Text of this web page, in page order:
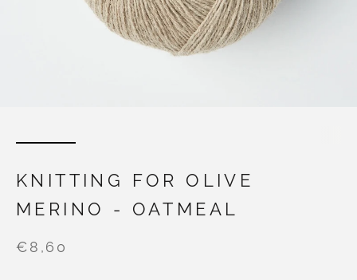
KNITTING FOR OLIVE
MERINO - OATMEAL
€8,60